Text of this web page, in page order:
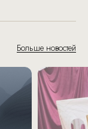
Больше новостей